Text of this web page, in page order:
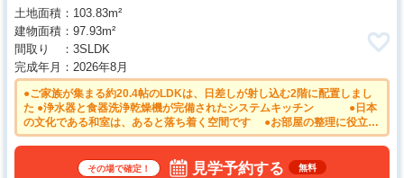
土地面積
103.83m²
建物面積
97.93m²
間取り
3SLDK
完成年月
2026年8月
●ご家族が集まる約20.4帖のLDKは、日差しが射し込む2階に配置しまし
た ●浄水器と食器洗浄乾燥機が完備されたシステムキッチン ●日本
の文化である和室は、あると落ち着く空間です ●お部屋の整理に役立つ
収納は、全居室に設置 ●来客時にも便利な駐車並列2台可能（車種に
その場で確定！ 見学予約する 無料